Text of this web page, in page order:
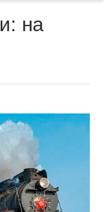
на